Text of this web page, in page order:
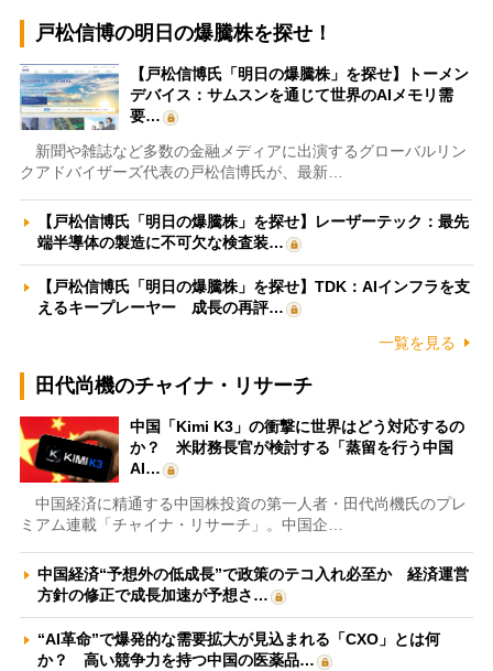
戸松信博の明日の爆騰株を探せ！
【戸松信博氏「明日の爆騰株」を探せ】トーメン
デバイス：サムスンを通じて世界のAIメモリ需
要…
新聞や雑誌など多数の金融メディアに出演するグローバルリン
クアドバイザーズ代表の戸松信博氏が、最新…
【戸松信博氏「明日の爆騰株」を探せ】レーザーテック：最先
端半導体の製造に不可欠な検査装…
【戸松信博氏「明日の爆騰株」を探せ】TDK：AIインフラを支
えるキープレーヤー 成長の再評…
一覧を見る
田代尚機のチャイナ・リサーチ
中国「Kimi K3」の衝撃に世界はどう対応するの
か？ 米財務長官が検討する「蒸留を行う中国
AI…
中国経済に精通する中国株投資の第一人者・田代尚機氏のプレ
ミアム連載「チャイナ・リサーチ」。中国企…
中国経済“予想外の低成長”で政策のテコ入れ必至か 経済運営
方針の修正で成長加速が予想さ…
“AI革命”で爆発的な需要拡大が見込まれる「CXO」とは何
か？ 高い競争力を持つ中国の医薬品…